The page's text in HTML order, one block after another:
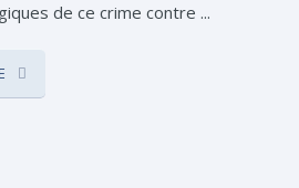
de ce crime contre ...